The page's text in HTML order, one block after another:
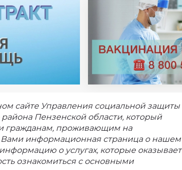
сайте Управления социальной защиты
Пензенской области, который
гражданам, проживающим на
информационная страница о нашем
о услугах, которые оказывает
ознакомиться с основными